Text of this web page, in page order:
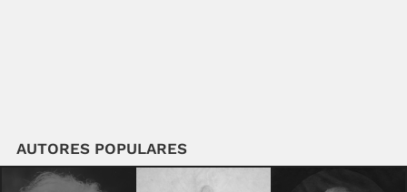
AUTORES POPULARES